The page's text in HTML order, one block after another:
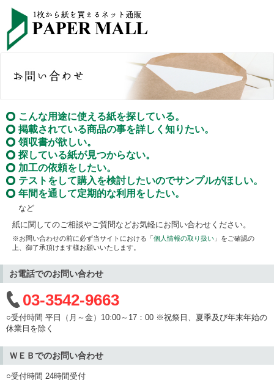
こんな用途に使える紙を探している。
掲載されている商品の事を詳しく知りたい。
領収書が欲しい。
探している紙が見つからない。
加工の依頼をしたい。
テストをして購入を検討したいのでサンプルがほしい。
年間を通して定期的な利用をしたい。
など
紙に関してのご相談やご質問などお気軽にお問い合わせください。
※お問い合わせの前に必ず当サイトにおける「個人情報の取り扱い 」をご確認の
上、御了承頂けます様お願いいたします。
お電話でのお問い合わせ
03-3542-9663
○受付時間 平日（月～金）10:00～17：00 ※祝祭日、夏季及び年末年始の
休業日を除く
ＷＥＢでのお問い合わせ
○受付時間 24時間受付